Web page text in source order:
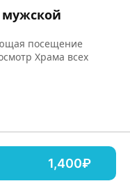
посещение
Храма всех
1,400₽